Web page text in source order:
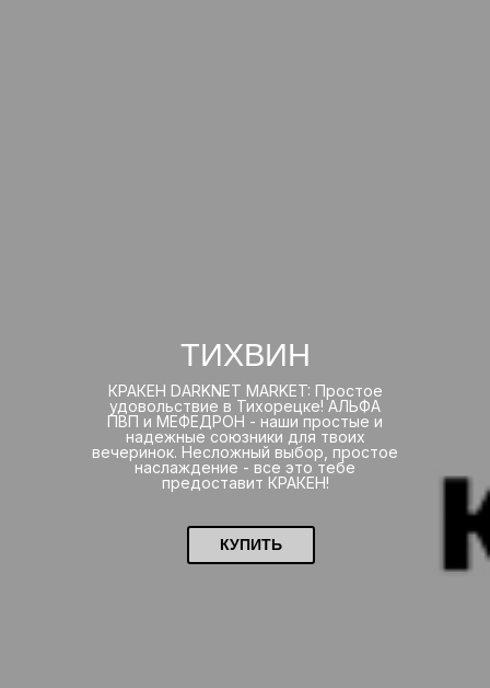
ТИХВИН
КРАКЕН DARKNET MARKET: Простое
удовольствие в Тихорецке! АЛЬФА
ПВП и МЕФЕДРОН - наши простые и
надежные союзники для твоих
вечеринок. Несложный выбор, простое
наслаждение - все это тебе
предоставит КРАКЕН!
КУПИТЬ